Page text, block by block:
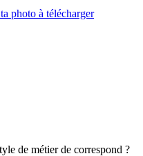
photo à télécharger
de métier de correspond ?